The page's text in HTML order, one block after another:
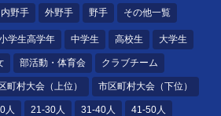
内野手 外野手 野手 その他一覧
学生高学年 中学生 高校生 大学生
部活動・体育会 クラブチーム
町村大会（上位） 市区町村大会（下位）
人 21-30人 31-40人 41-50人